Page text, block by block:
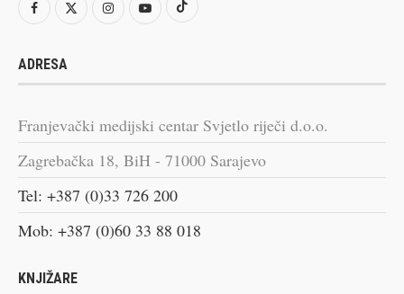
ADRESA
Franjevački medijski centar Svjetlo riječi d.o.o.
Zagrebačka 18, BiH - 71000 Sarajevo
Tel: +387 (0)33 726 200
Mob: +387 (0)60 33 88 018
KNJIŽARE